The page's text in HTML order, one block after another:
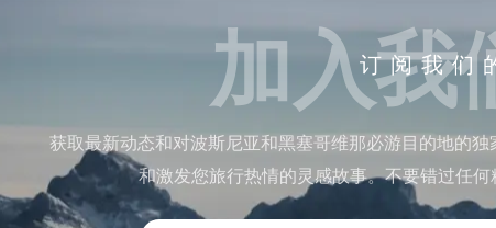
订阅我们
加入我
获取最新动态和对波斯尼亚和黑塞哥维那必游目的地的
和激发您旅行热情的灵感故事。不要错过任